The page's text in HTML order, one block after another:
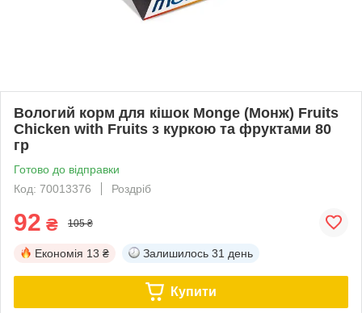
Вологий корм для кішок Monge (Монж) Fruits
Chicken with Fruits з куркою та фруктами 80
гр
Готово до відправки
Код: 70013376
Роздріб
92 ₴ 105 ₴
Економія 13 ₴ Залишилось 31 день
Купити